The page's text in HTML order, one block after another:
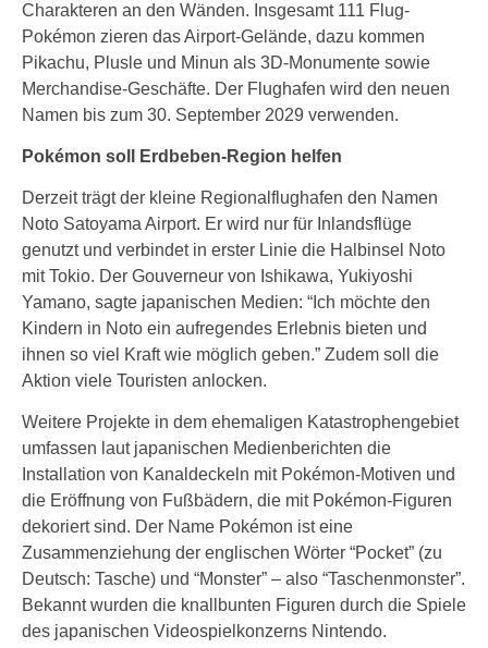
Charakteren an den Wänden. Insgesamt 111 Flug-
Pokémon zieren das Airport-Gelände, dazu kommen
Pikachu, Plusle und Minun als 3D-Monumente sowie
Merchandise-Geschäfte. Der Flughafen wird den neuen
Namen bis zum 30. September 2029 verwenden.
Pokémon soll Erdbeben-Region helfen
Derzeit trägt der kleine Regionalflughafen den Namen
Noto Satoyama Airport. Er wird nur für Inlandsflüge
genutzt und verbindet in erster Linie die Halbinsel Noto
mit Tokio. Der Gouverneur von Ishikawa, Yukiyoshi
Yamano, sagte japanischen Medien: “Ich möchte den
Kindern in Noto ein aufregendes Erlebnis bieten und
ihnen so viel Kraft wie möglich geben.” Zudem soll die
Aktion viele Touristen anlocken.
Weitere Projekte in dem ehemaligen Katastrophengebiet
umfassen laut japanischen Medienberichten die
Installation von Kanaldeckeln mit Pokémon-Motiven und
die Eröffnung von Fußbädern, die mit Pokémon-Figuren
dekoriert sind. Der Name Pokémon ist eine
Zusammenziehung der englischen Wörter “Pocket” (zu
Deutsch: Tasche) und “Monster” – also “Taschenmonster”.
Bekannt wurden die knallbunten Figuren durch die Spiele
des japanischen Videospielkonzerns Nintendo.